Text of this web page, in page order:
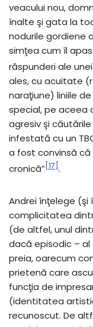
veacului nou,
înalte şi gata la
nodurile gordiene
simţea cum îl
răspunderi ale
ales, cu acuitate
naraţiune) liniile
special, pe aceea
agresiv şi
infestată cu un
a fost convinsă
cronică” [17] .
Andrei înţelege (şi
complicitatea
(de altfel, unul
dacă episodic –
preia, oarecum
prietenă care
funcţia de
(identitatea
recunoscut. De